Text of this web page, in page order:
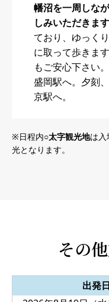
幡沼を一周しな
しみいただきます
ており、ゆっく
に取って歩きま
もご安心下さい
盛岡駅へ。夕刻
京駅へ。
日程内○太字観光地は入
光となります。
その
出発日